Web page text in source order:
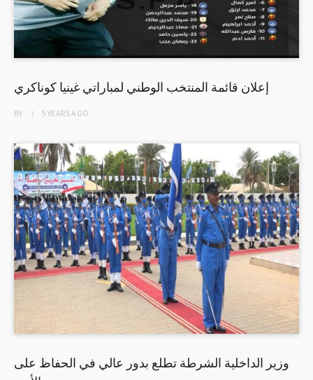
إعلان قائمة المنتخب الوطني لمباراتي غينيا كوناكري
BY 5 YEARSAGO
وزير الداخلية الشرطة تطلع بدور عالي في الحفاظ على